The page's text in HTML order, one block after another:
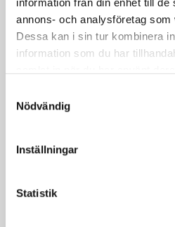
information från din enhet till de
annons- och analysföretag
Dessa kan i sin tur kombinera
information som du har
Nödvändig
Inställningar
Statistik
Kantarellsoppa